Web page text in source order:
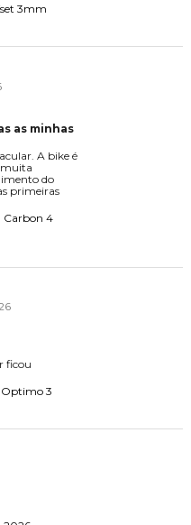
3mm
as minhas
A bike é
muita
do
primeiras
Carbon 4
ficou
3